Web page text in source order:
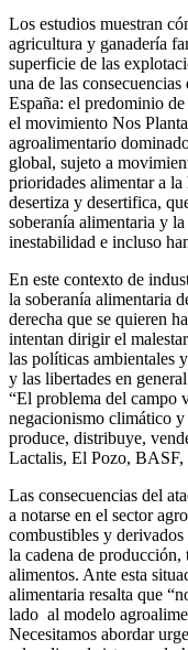
Los estudios muestran
agricultura y ganadería
superficie de las
una de las
España: el predominio
el movimiento Nos
agroalimentario
global, sujeto a
prioridades alimentar a
desertiza y desertifica,
soberanía alimentaria y
inestabilidad e incluso
En este contexto de
la soberanía alimentaria
derecha que se quieren
intentan dirigir el
las políticas ambientales
y las libertades en
“El problema del campo
negacionismo climático
produce, distribuye,
Lactalis, El Pozo, BASF,
Las consecuencias del
a notarse en el sector
combustibles y
la cadena de
alimentos. Ante esta
alimentaria resalta que
lado al modelo
Necesitamos abordar